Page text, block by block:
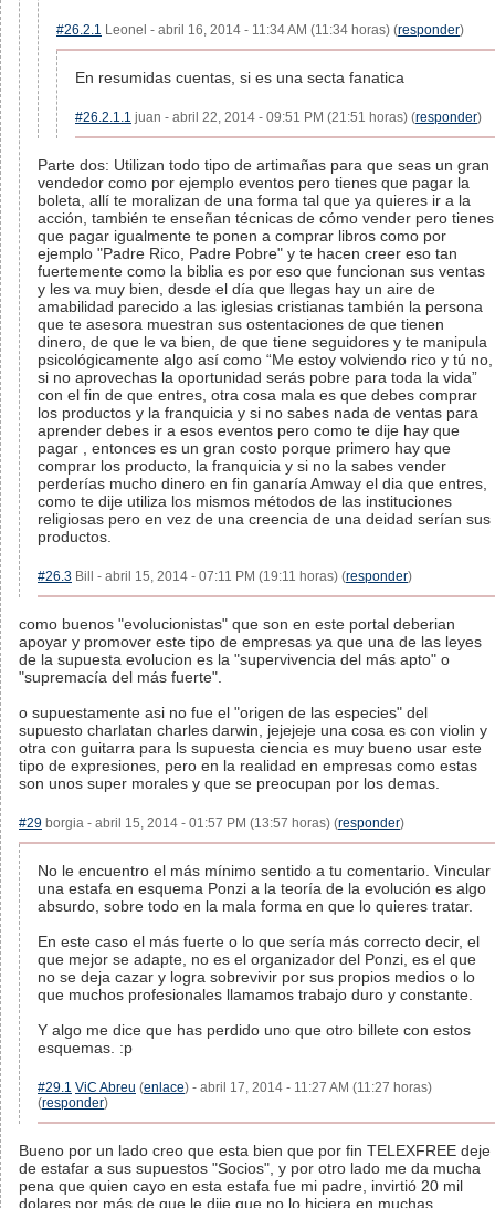
#26.2.1 Leonel - abril 16, 2014 - 11:34 AM (11:34 horas) (responder)
En resumidas cuentas, si es una secta fanatica
#26.2.1.1 juan - abril 22, 2014 - 09:51 PM (21:51 horas) (responder)
Parte dos: Utilizan todo tipo de artimañas para que seas un gran
vendedor como por ejemplo eventos pero tienes que pagar la
boleta, allí te moralizan de una forma tal que ya quieres ir a la
acción, también te enseñan técnicas de cómo vender pero tienes
que pagar igualmente te ponen a comprar libros como por
ejemplo "Padre Rico, Padre Pobre" y te hacen creer eso tan
fuertemente como la biblia es por eso que funcionan sus ventas
y les va muy bien, desde el día que llegas hay un aire de
amabilidad parecido a las iglesias cristianas también la persona
que te asesora muestran sus ostentaciones de que tienen
dinero, de que le va bien, de que tiene seguidores y te manipula
psicológicamente algo así como “Me estoy volviendo rico y tú no,
si no aprovechas la oportunidad serás pobre para toda la vida”
con el fin de que entres, otra cosa mala es que debes comprar
los productos y la franquicia y si no sabes nada de ventas para
aprender debes ir a esos eventos pero como te dije hay que
pagar , entonces es un gran costo porque primero hay que
comprar los producto, la franquicia y si no la sabes vender
perderías mucho dinero en fin ganaría Amway el dia que entres,
como te dije utiliza los mismos métodos de las instituciones
religiosas pero en vez de una creencia de una deidad serían sus
productos.
#26.3 Bill - abril 15, 2014 - 07:11 PM (19:11 horas) (responder)
como buenos "evolucionistas" que son en este portal deberian
apoyar y promover este tipo de empresas ya que una de las leyes
de la supuesta evolucion es la "supervivencia del más apto" o
"supremacía del más fuerte".
o supuestamente asi no fue el "origen de las especies" del
supuesto charlatan charles darwin, jejejeje una cosa es con violin y
otra con guitarra para ls supuesta ciencia es muy bueno usar este
tipo de expresiones, pero en la realidad en empresas como estas
son unos super morales y que se preocupan por los demas.
#29 borgia - abril 15, 2014 - 01:57 PM (13:57 horas) (responder)
No le encuentro el más mínimo sentido a tu comentario. Vincular
una estafa en esquema Ponzi a la teoría de la evolución es algo
absurdo, sobre todo en la mala forma en que lo quieres tratar.
En este caso el más fuerte o lo que sería más correcto decir, el
que mejor se adapte, no es el organizador del Ponzi, es el que
no se deja cazar y logra sobrevivir por sus propios medios o lo
que muchos profesionales llamamos trabajo duro y constante.
Y algo me dice que has perdido uno que otro billete con estos
esquemas. :p
#29.1 ViC Abreu (enlace) - abril 17, 2014 - 11:27 AM (11:27 horas)
(responder)
Bueno por un lado creo que esta bien que por fin TELEXFREE deje
de estafar a sus supuestos "Socios", y por otro lado me da mucha
pena que quien cayo en esta estafa fue mi padre, invirtió 20 mil
dolares por más de que le dije que no lo hiciera en muchas